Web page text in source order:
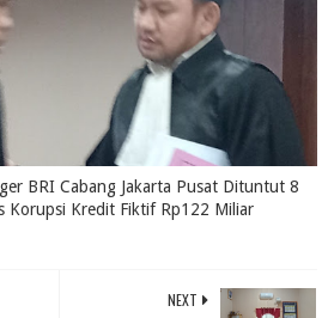
BRI Cabang Jakarta Pusat Dituntut 8
Korupsi Kredit Fiktif Rp122 Miliar
NEXT